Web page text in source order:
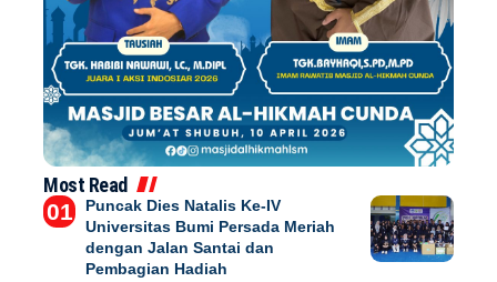
Most Read
Puncak Dies Natalis Ke-IV
Universitas Bumi Persada Meriah
dengan Jalan Santai dan
Pembagian Hadiah